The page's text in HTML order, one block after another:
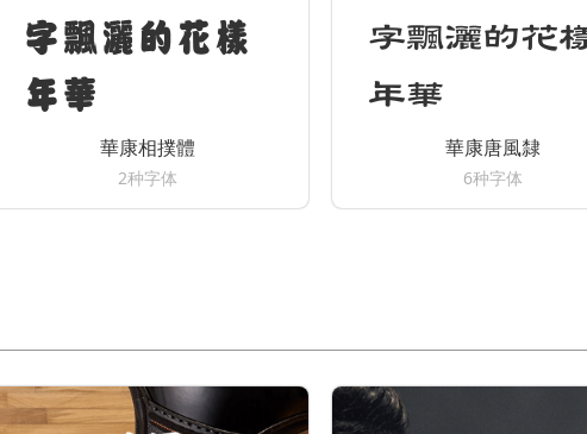
字飄灑的花樣
年華
華康相撲體
2种字体
字飄灑的花
年華
華康唐風隸
6种字体